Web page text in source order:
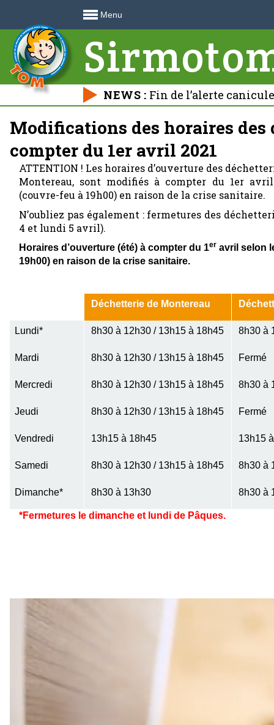
Menu
NEWS : Fin de l’alerte
déchetteries 🍃
Modifications des horaires des
compter du 1er avril 2021
ATTENTION ! Les horaires d’ouverture des
Montereau, sont modifiés à compter du 1er
(couvre-feu à 19h00) en raison de la crise sanitaire.
N’oubliez pas également : fermetures des
4 et lundi 5 avril).
Horaires d’ouverture (été) à compter du 1eravril selon
19h00) en raison de la crise sanitaire.
Déchetterie de Montereau
Lundi* 8h30 à 12h30 / 13h15 à 18h45 8h30 à
Mardi 8h30 à 12h30 / 13h15 à 18h45 Fermé
Mercredi 8h30 à 12h30 / 13h15 à 18h45 8h30 à
Jeudi 8h30 à 12h30 / 13h15 à 18h45 Fermé
Vendredi 13h15 à 18h45 13h15
Samedi 8h30 à 12h30 / 13h15 à 18h45 8h30 à
Dimanche* 8h30 à 13h30 8h30 à
*Fermetures le dimanche et lundi de Pâques.